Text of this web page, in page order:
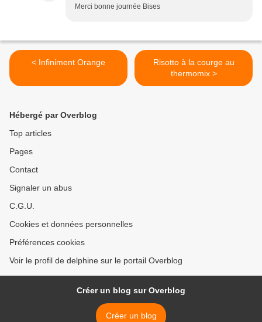
Merci bonne journée Bises
< Infiniment Orange
Risotto à la courge au
thermomix >
Hébergé par Overblog
Top articles
Pages
Contact
Signaler un abus
C.G.U.
Cookies et données personnelles
Préférences cookies
Voir le profil de delphine sur le portail Overblog
Créer un blog sur Overblog
Créer un blog